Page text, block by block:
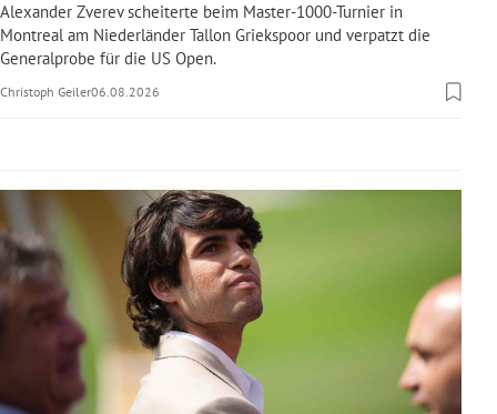
Untermenü
Untermenü
Untermenü
Alexander Zverev scheiterte beim Master-1000-Turnier in
Montreal am Niederländer Tallon Griekspoor und verpatzt die
Generalprobe für die US Open.
Christoph Geiler06.08.2026